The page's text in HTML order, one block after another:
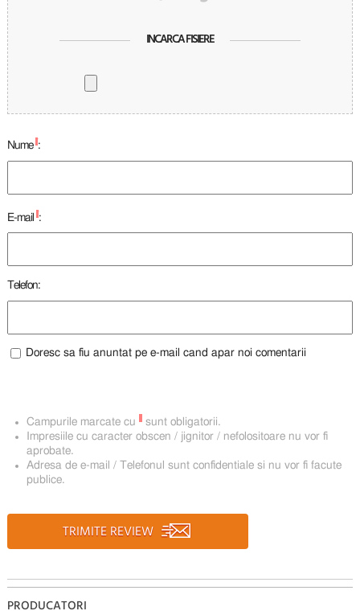
INCARCA FISIERE
Nume :
E-mail :
Telefon:
Doresc sa fiu anuntat pe e-mail cand apar noi comentarii
Campurile marcate cu
sunt obligatorii.
Impresiile cu caracter obscen / jignitor / nefolositoare nu vor fi
aprobate.
Adresa de e-mail / Telefonul sunt confidentiale si nu vor fi facute
publice.
TRIMITE REVIEW
PRODUCATORI